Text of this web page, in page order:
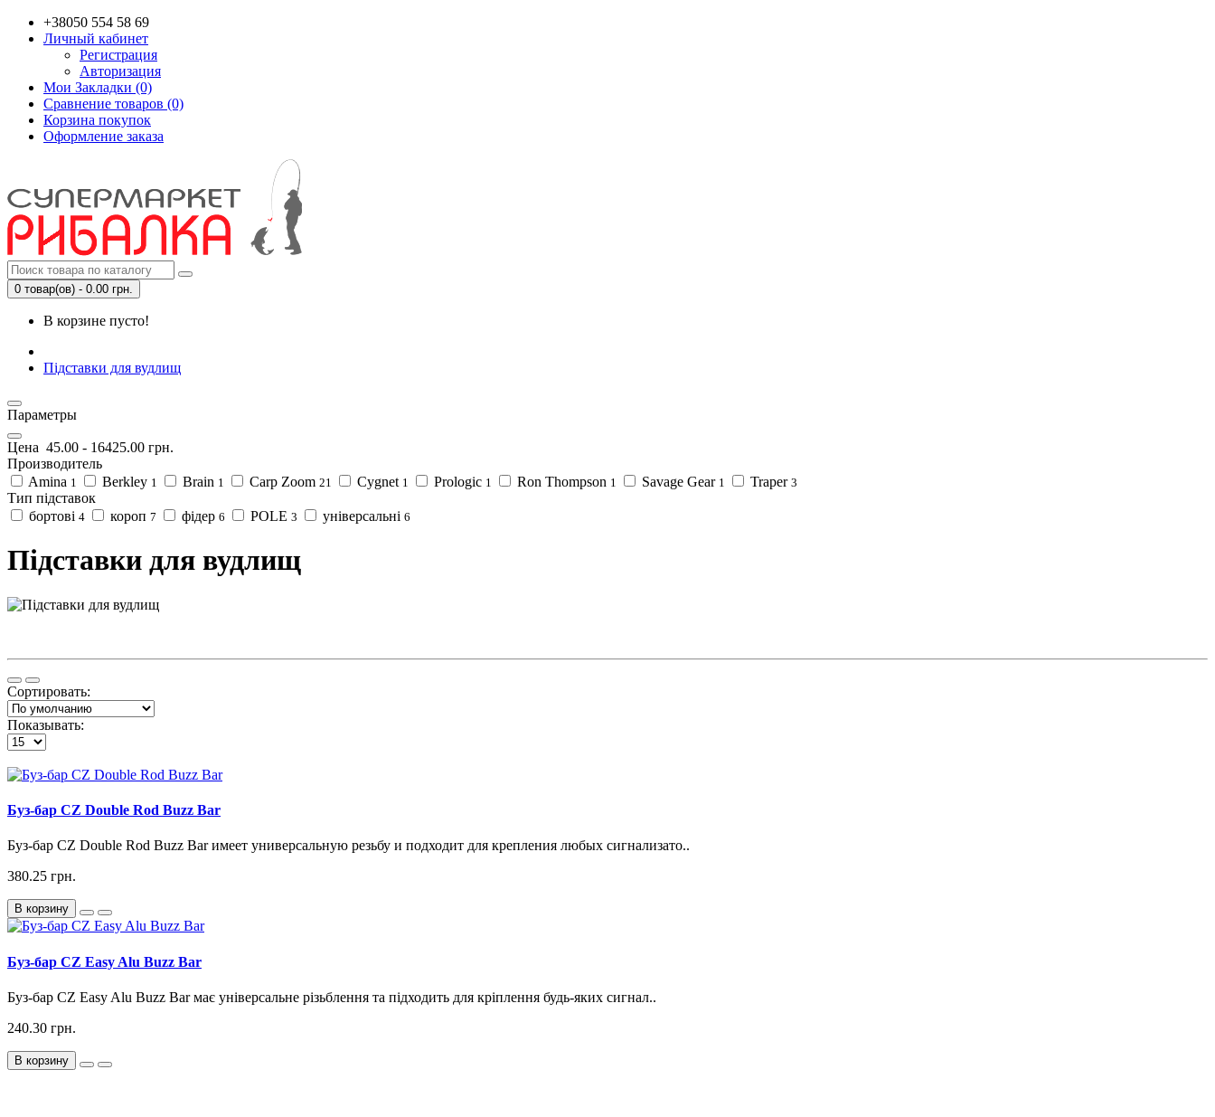
+38050 554 58 69
Личный кабинет
Регистрация
Авторизация
Мои Закладки (0)
Сравнение товаров (0)
Корзина покупок
Оформление заказа
0 товар(ов) - 0.00 грн.
В корзине пусто!
Підставки для вудлищ
Параметры
Цена 45.00 - 16425.00 грн.
Производитель
Amina 1 Berkley 1 Brain 1 Carp Zoom 21 Cygnet 1 Prologic 1 Ron Thompson 1 Savage Gear 1 Traper 3
Тип підставок
бортові 4 короп 7 фідер 6 POLE 3 універсальні 6
Підставки для вудлищ
Сортировать:
Показывать:
Буз-бар CZ Double Rod Buzz Bar
Буз-бар CZ Double Rod Buzz Bar имеет универсальную резьбу и подходит для крепления любых сигнализато..
380.25 грн.
В корзину
Буз-бар CZ Easy Alu Buzz Bar
Буз-бар CZ Easy Alu Buzz Bar має універсальне різьблення та підходить для кріплення будь-яких сигнал..
240.30 грн.
В корзину